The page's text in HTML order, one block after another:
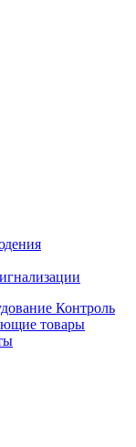
Контроль
товары